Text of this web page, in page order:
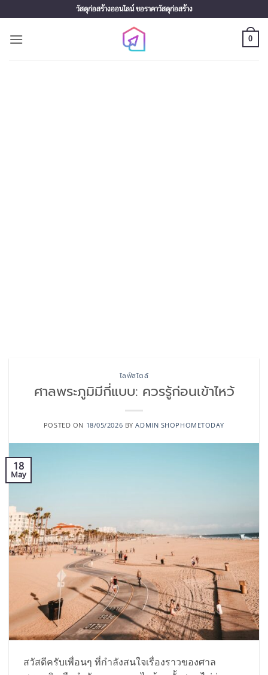
to
content
วัสดุก่อสร้างออนไลน์ ขอราคาวัสดุก่อสร้าง
0
ไลฟ์สไตล์
ศาลพระภูมิมีกี่แบบ: ควรรู้ก่อนเข้าไหว้
POSTED ON 18/05/2026 BYADMIN SHOPHOMETODAY
18
May
สวัสดีครับเพื่อนๆ ที่กำลังสนใจเรื่องราวของศาล